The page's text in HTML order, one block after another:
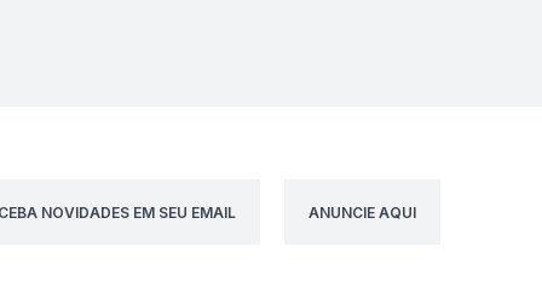
NOVIDADES EM SEU EMAIL ANUNCIE AQUI